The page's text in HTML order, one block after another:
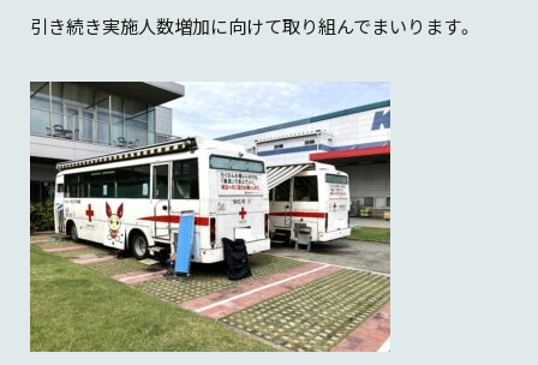
KANZAKIマップ
採用に関するお問い合わせ
その他のお問い合わせ
引き続き実施人数増加に向けて取り組んでまいります。